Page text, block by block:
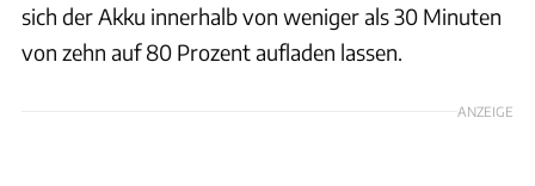
sich der Akku innerhalb von weniger als 30 Minuten
von zehn auf 80 Prozent aufladen lassen.
ANZEIGE